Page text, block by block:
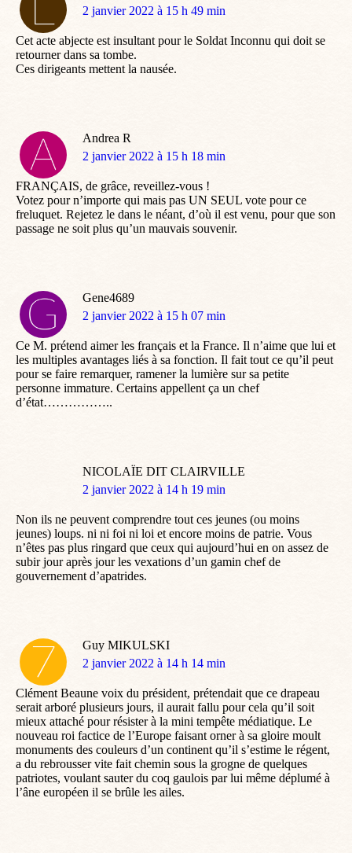
dit
2 janvier 2022 à 15 h 49 min
Cet acte abjecte est insultant pour le Soldat Inconnu qui doit se
retourner dans sa tombe.
Ces dirigeants mettent la nausée.
Andrea R
dit
2 janvier 2022 à 15 h 18 min
FRANÇAIS, de grâce, reveillez-vous !
Votez pour n’importe qui mais pas UN SEUL vote pour ce
freluquet. Rejetez le dans le néant, d’où il est venu, pour que son
passage ne soit plus qu’un mauvais souvenir.
Gene4689
dit
2 janvier 2022 à 15 h 07 min
Ce M. prétend aimer les français et la France. Il n’aime que lui et
les multiples avantages liés à sa fonction. Il fait tout ce qu’il peut
pour se faire remarquer, ramener la lumière sur sa petite
personne immature. Certains appellent ça un chef
d’état……………..
NICOLAÏE DIT CLAIRVILLE
dit
2 janvier 2022 à 14 h 19 min
Non ils ne peuvent comprendre tout ces jeunes (ou moins
jeunes) loups. ni ni foi ni loi et encore moins de patrie. Vous
n’êtes pas plus ringard que ceux qui aujourd’hui en on assez de
subir jour après jour les vexations d’un gamin chef de
gouvernement d’apatrides.
Guy MIKULSKI
dit
2 janvier 2022 à 14 h 14 min
Clément Beaune voix du président, prétendait que ce drapeau
serait arboré plusieurs jours, il aurait fallu pour cela qu’il soit
mieux attaché pour résister à la mini tempête médiatique. Le
nouveau roi factice de l’Europe faisant orner à sa gloire moult
monuments des couleurs d’un continent qu’il s’estime le régent,
a du rebrousser vite fait chemin sous la grogne de quelques
patriotes, voulant sauter du coq gaulois par lui même déplumé à
l’âne européen il se brûle les ailes.